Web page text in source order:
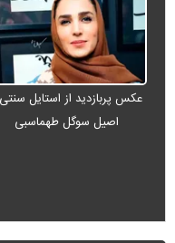
عکس پربازدید از استایل
اصیل سوگل طهماسبی